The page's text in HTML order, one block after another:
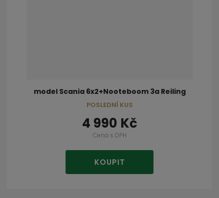
model Scania 6x2+Nooteboom 3a Reiling
4 990 Kč
Cena s DPH
KOUPIT
POSLEDNÍ KUS